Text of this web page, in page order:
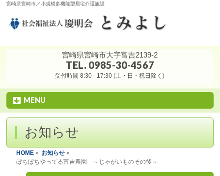
宮崎県宮崎市／小規模多機能型居宅介護施設
宮崎県宮崎市大字富吉2139-2
TEL. 0985-30-4567
受付時間 8:30 - 17:30 (土・日・祝日除く)
MENU
お知らせ
HOME » お知らせ »
ぼちぼちやってる富吉農園 ～じゃがいものその後～